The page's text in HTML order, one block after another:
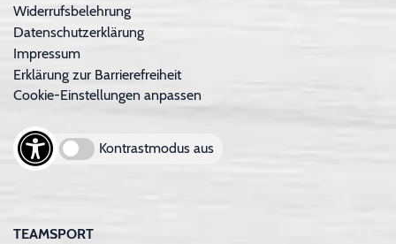
Widerrufsbelehrung
Datenschutzerklärung
Impressum
Erklärung zur Barrierefreiheit
Cookie-Einstellungen anpassen
Kontrastmodus aus
TEAMSPORT